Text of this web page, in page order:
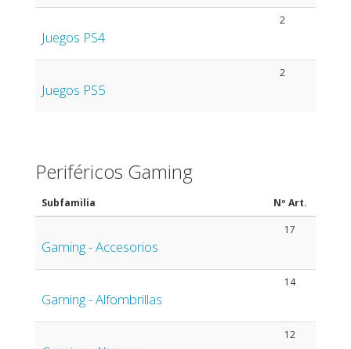
Juegos PS4
2
Juegos PS5
2
Periféricos Gaming
Subfamilia Nº Art.
Gaming - Accesorios
17
Gaming - Alfombrillas
14
12